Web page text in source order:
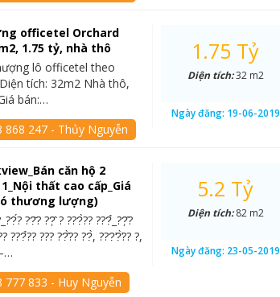
officetel Orchard
1.75 tỷ, nhà thô
lô officetel theo
tích: 32m2 Nhà thô,
bán:…
868 247 - Thủy Nguyễn
1.75 Tỷ
Diện tích:32 m2
Ngày đăng: 19-06-2019
căn hộ 2
thất cao cấp_Giá
thương lượng)
??̆? ??̣̂ ? ???̀?? ???̉_??̣̂?
???̉?? ??? ??̂̀?? ??̀, ???̛?̛̀?? ?,
777 833 - Huy Nguyễn
5.2 Tỷ
Diện tích:82 m2
Ngày đăng: 23-05-2019